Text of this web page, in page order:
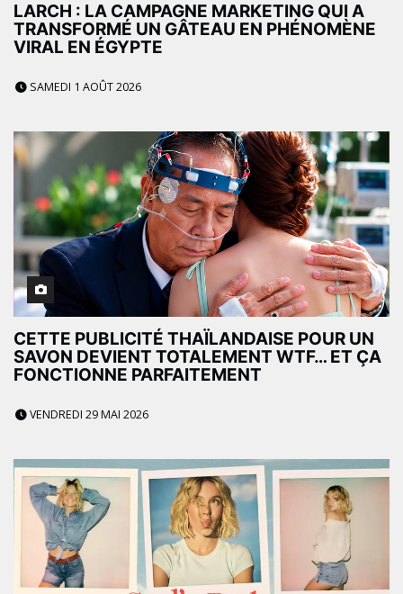
LARCH : LA CAMPAGNE MARKETING QUI A
TRANSFORMÉ UN GÂTEAU EN PHÉNOMÈNE
VIRAL EN ÉGYPTE
SAMEDI 1 AOÛT 2026
CETTE PUBLICITÉ THAÏLANDAISE POUR UN
SAVON DEVIENT TOTALEMENT WTF… ET ÇA
FONCTIONNE PARFAITEMENT
VENDREDI 29 MAI 2026